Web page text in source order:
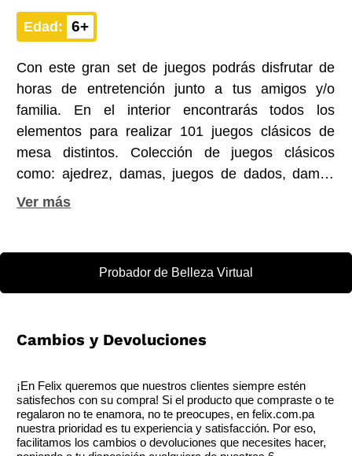
Edad: 6+
Con este gran set de juegos podrás disfrutar de
horas de entretención junto a tus amigos y/o
familia. En el interior encontrarás todos los
elementos para realizar 101 juegos clásicos de
mesa distintos. Colección de juegos clásicos
como: ajedrez, damas, juegos de dados, damas
chinas, Backgammon, y muchos más. 101 Classic
redondas, 6 dados y manuales de
con amigos y familia, 5 tableros impresos por
32 piezas de ajedrez, 32 fichas redondas, 6
dados, 1 guía de instrucciones. Con este gran set
de juegos podrás disfrutar de horas de
entretención junto a tus amigos y/o familia.
Probador de Belleza Virtual
Cambios y Devoluciones
¡En Felix queremos que nuestros clientes siempre estén
satisfechos con su compra! Si el producto que compraste o te
regalaron no te enamora, no te preocupes, en felix.com.pa
nuestra prioridad es tu experiencia y satisfacción. Por eso,
facilitamos los cambios o devoluciones que necesites hacer,